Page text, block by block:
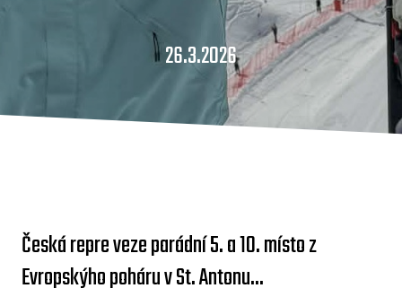
26.3.2026
Česká repre veze parádní 5. a 10. místo z
Evropskýho poháru v St. Antonu...